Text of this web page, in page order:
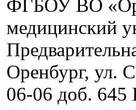
ФГБОУ ВО
медицинский
Оренбург, ул.
06-06 доб. 645